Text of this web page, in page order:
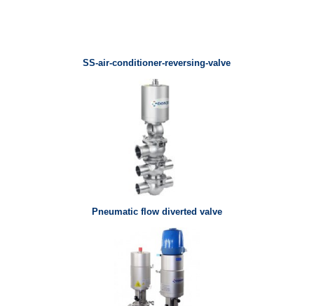
SS-air-conditioner-reversing-valve
Pneumatic flow diverted valve